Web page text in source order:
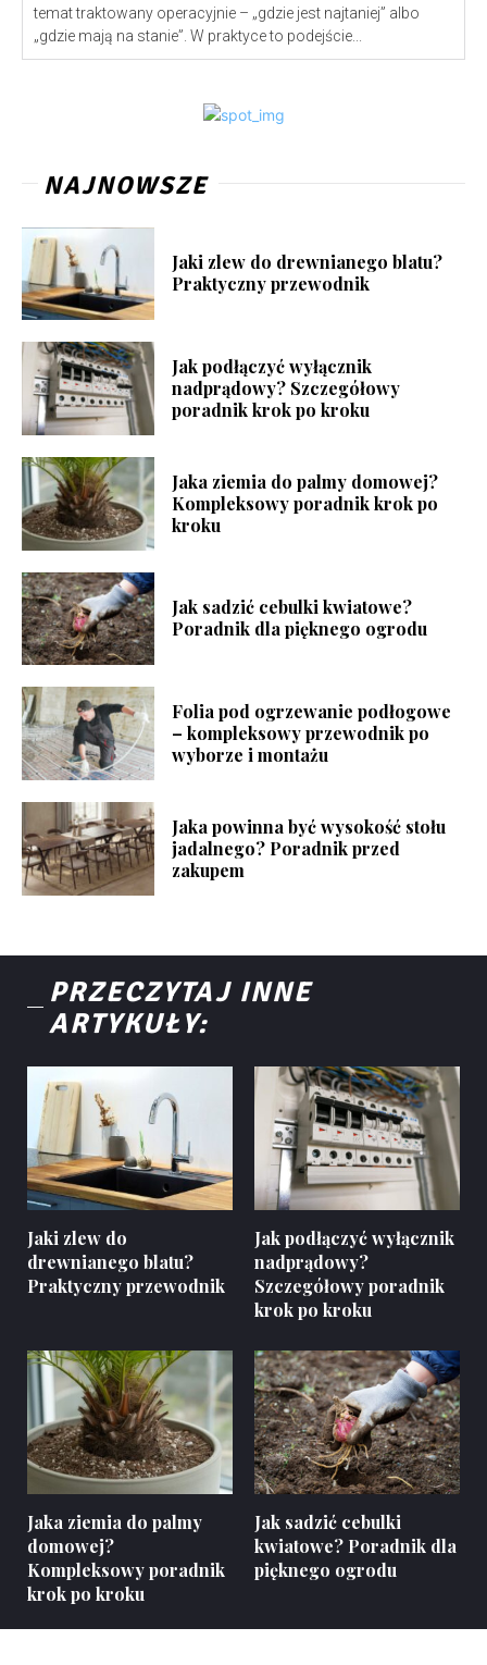
temat traktowany operacyjnie – „gdzie jest najtaniej” albo
„gdzie mają na stanie”. W praktyce to podejście...
NAJNOWSZE
Jaki zlew do drewnianego blatu?
Praktyczny przewodnik
Jak podłączyć wyłącznik
nadprądowy? Szczegółowy
poradnik krok po kroku
Jaka ziemia do palmy domowej?
Kompleksowy poradnik krok po
kroku
Jak sadzić cebulki kwiatowe?
Poradnik dla pięknego ogrodu
Folia pod ogrzewanie podłogowe
– kompleksowy przewodnik po
wyborze i montażu
Jaka powinna być wysokość stołu
jadalnego? Poradnik przed
zakupem
PRZECZYTAJ INNE
ARTYKUŁY:
Jaki zlew do
drewnianego blatu?
Praktyczny przewodnik
Jak podłączyć wyłącznik
nadprądowy?
Szczegółowy poradnik
krok po kroku
Jaka ziemia do palmy
domowej?
Kompleksowy poradnik
krok po kroku
Jak sadzić cebulki
kwiatowe? Poradnik dla
pięknego ogrodu